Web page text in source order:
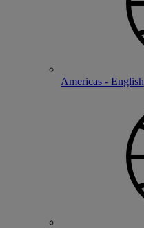
Americas - English